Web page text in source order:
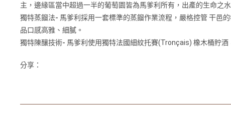
主，邊緣區當中超過一半的葡萄園皆為馬爹利所有，出產的生命之
獨特蒸餾法- 馬爹利採用一套標準的蒸餾作業流程，嚴格控管 干邑
品口感高雅、細膩。
獨特陳釀技術- 馬爹利使用獨特法國細紋托賽(Tronçais) 橡木桶貯
分享：